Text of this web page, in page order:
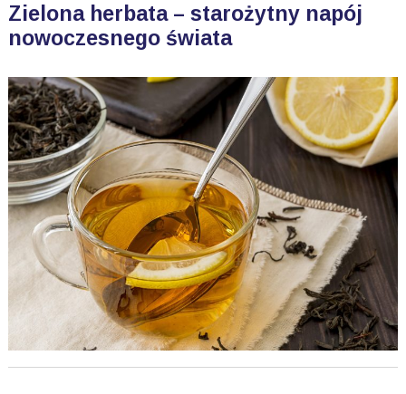
Zielona herbata – starożytny napój
nowoczesnego świata